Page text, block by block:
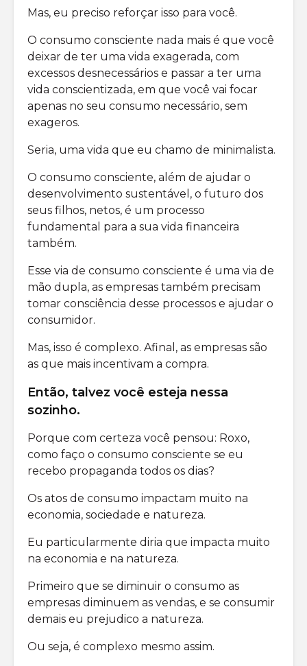
Mas, eu preciso reforçar isso para você.
O consumo consciente nada mais é que você
deixar de ter uma vida exagerada, com
excessos desnecessários e passar a ter uma
vida conscientizada, em que você vai focar
apenas no seu consumo necessário, sem
exageros.
Seria, uma vida que eu chamo de minimalista.
O consumo consciente, além de ajudar o
desenvolvimento sustentável, o futuro dos
seus filhos, netos, é um processo
fundamental para a sua vida financeira
também.
Esse via de consumo consciente é uma via de
mão dupla, as empresas também precisam
tomar consciência desse processos e ajudar o
consumidor.
Mas, isso é complexo. Afinal, as empresas são
as que mais incentivam a compra.
Então, talvez você esteja nessa
sozinho.
Porque com certeza você pensou: Roxo,
como faço o consumo consciente se eu
recebo propaganda todos os dias?
Os atos de consumo impactam muito na
economia, sociedade e natureza.
Eu particularmente diria que impacta muito
na economia e na natureza.
Primeiro que se diminuir o consumo as
empresas diminuem as vendas, e se consumir
demais eu prejudico a natureza.
Ou seja, é complexo mesmo assim.